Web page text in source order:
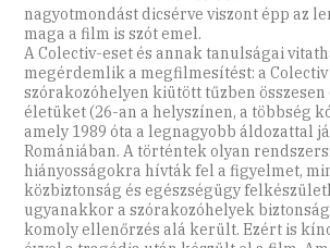
nagyotmondást dicsérve viszont épp az
maga a film is szót emel.
A Colectiv-eset és annak tanulságai
megérdemlik a megfilmesítést: a Colectiv
szórakozóhelyen kiütött tűzben
életüket (26-an a helyszínen, a többség
amely 1989 óta a legnagyobb áldozattal
Romániában. A történtek olyan
hiányosságokra hívták fel a figyelmet,
közbiztonság és egészségügy
ugyanakkor a szórakozóhelyek
komoly ellenőrzés alá került. Ezért is